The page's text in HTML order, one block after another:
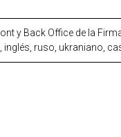
y Back Office de la
ruso, ukraniano,